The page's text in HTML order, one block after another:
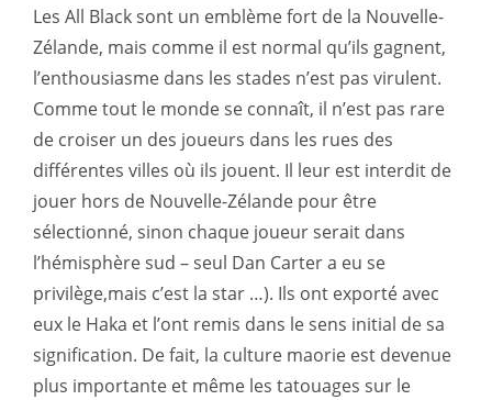
Les All Black sont un emblème fort de la Nouvelle-
Zélande, mais comme il est normal qu’ils gagnent,
l’enthousiasme dans les stades n’est pas virulent.
Comme tout le monde se connaît, il n’est pas rare
de croiser un des joueurs dans les rues des
différentes villes où ils jouent. Il leur est interdit de
jouer hors de Nouvelle-Zélande pour être
sélectionné, sinon chaque joueur serait dans
l’hémisphère sud – seul Dan Carter a eu se
privilège,mais c’est la star …). Ils ont exporté avec
eux le Haka et l’ont remis dans le sens initial de sa
signification. De fait, la culture maorie est devenue
plus importante et même les tatouages sur le